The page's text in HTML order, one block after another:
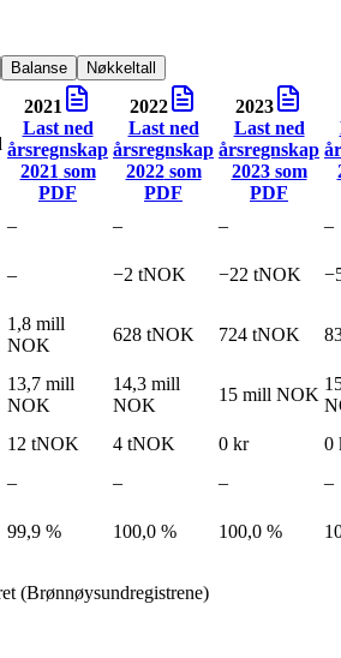
Balanse Nøkkeltall
2021
Last ned
årsregnskap
2021 som
PDF
2022
Last ned
årsregnskap
2022som
PDF
2023
Last ned
årsregnskap
2023som
PDF
– – – –
– −2 tNOK −22 tNOK
1,8 mill
NOK
628 tNOK 724 tNOK
13,7 mill
NOK
14,3 mill
NOK
15 mill NOK
12 tNOK 4 tNOK 0 kr 0
– – –
–
99,9 %
100,0 % 100,0 %
(Brønnøysundregistrene)